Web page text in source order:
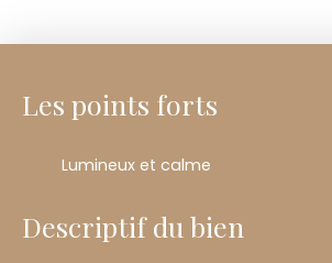
Les points forts
Lumineux et calme
Descriptif du bien